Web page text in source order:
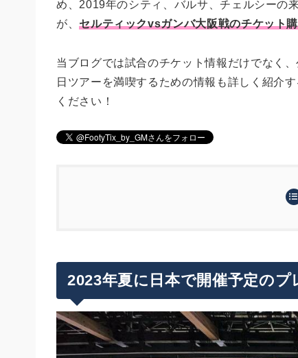
め、2019年のシティ、バルサ、チェルシーの
が、セルティックvsガンバ大阪戦のチケット
当ブログでは試合のチケット情報だけでなく
日ツアーを満喫するための情報も詳しく紹介
ください！
チケット販売情報について
チケット販売スケジュール
座席マップ
チケット価格
各販売スケジュールのチケット購入の
5/31(水)〜6/8(木)：オフィシャル
セルティック来日ツアーの地上波での放送
セルティック来日メンバーについて
チケットを手に入れたら・・・試合観戦
2023年夏に日本で開催予定の